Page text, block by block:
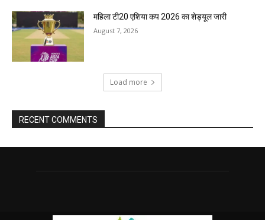
महिला टी20 एशिया कप 2026 का शेड्यूल जारी
August 7, 2026
Load more
RECENT COMMENTS